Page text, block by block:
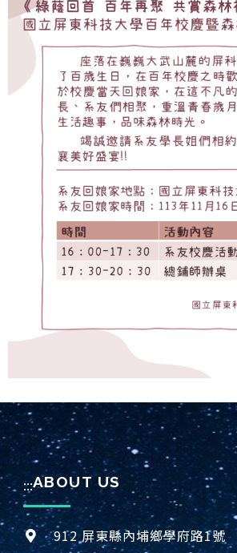
:::ABOUT US
912 屏東縣內埔鄉學府路1號